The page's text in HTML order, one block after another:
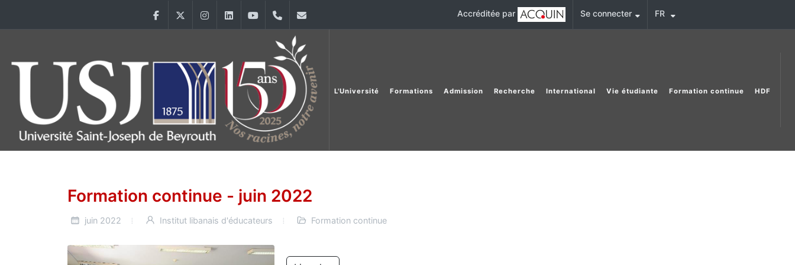
FacebookTwitter InstagramLinkedInYouTube+9611421000 Accréditée par Se connecter FR
L'Université Formations Admission Recherche International Vie étudiante Formation continue HDF
Formation continue - juin 2022
juin 2022 Institut libanais d'éducateurs Formation continue